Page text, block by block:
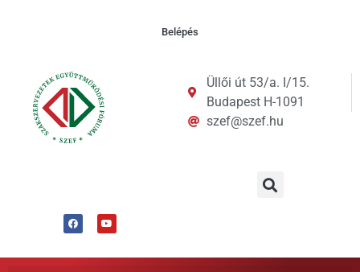
Belépés
Üllői út 53/a. I/15.
Budapest H-1091
szef@szef.hu